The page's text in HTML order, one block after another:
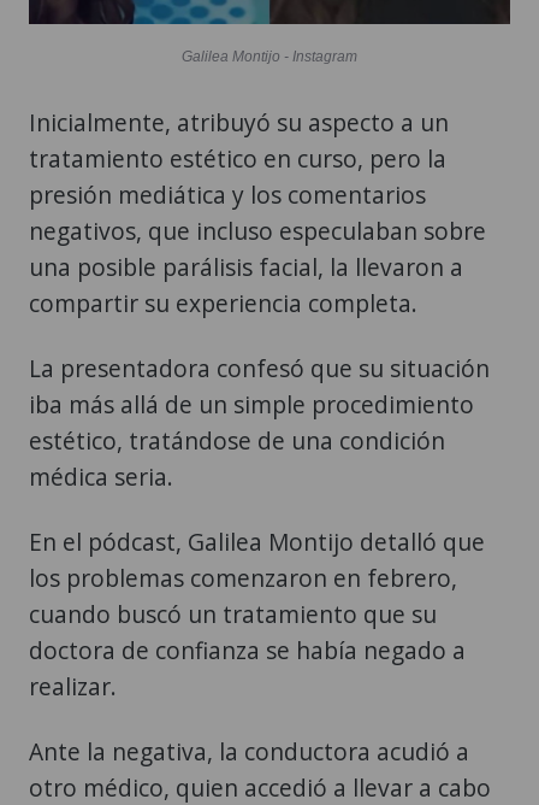
Galilea Montijo - Instagram
Inicialmente, atribuyó su aspecto a un
tratamiento estético en curso, pero la
presión mediática y los comentarios
negativos, que incluso especulaban sobre
una posible parálisis facial, la llevaron a
compartir su experiencia completa.
La presentadora confesó que su situación
iba más allá de un simple procedimiento
estético, tratándose de una condición
médica seria.
En el pódcast, Galilea Montijo detalló que
los problemas comenzaron en febrero,
cuando buscó un tratamiento que su
doctora de confianza se había negado a
realizar.
Ante la negativa, la conductora acudió a
otro médico, quien accedió a llevar a cabo